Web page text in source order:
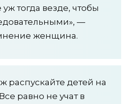
тогда везде, чтобы
—
женщина.
распускайте детей на
равно не учат в